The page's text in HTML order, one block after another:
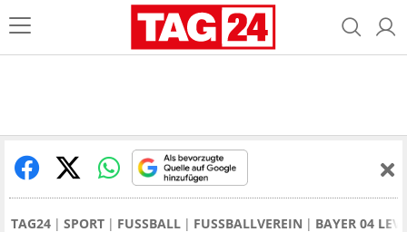
TAG24 SPORT FUSSBALL FUSSBALLVEREIN BAYER 04